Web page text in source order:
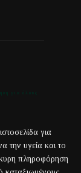
για
την υγεία και το
πληροφόρηση